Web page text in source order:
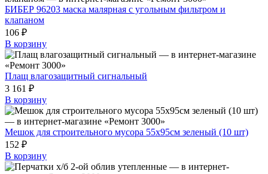
БИБЕР 96203 маска малярная с угольным фильтром и
клапаном
106 ₽
В корзину
Плащ влагозащитный сигнальный
3 161 ₽
В корзину
Мешок для строительного мусора 55х95см зеленый (10 шт)
152 ₽
В корзину